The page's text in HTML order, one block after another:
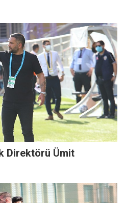
Direktörü Ümit